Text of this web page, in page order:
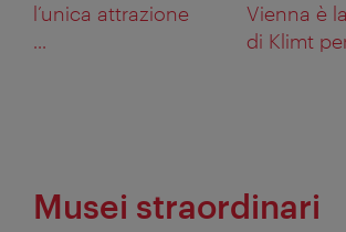
l’unica attrazione
...
Vienna è
di Klimt
Musei straordinari